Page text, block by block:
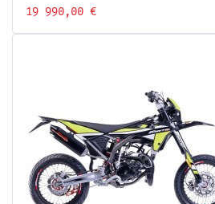
19 990,00 €